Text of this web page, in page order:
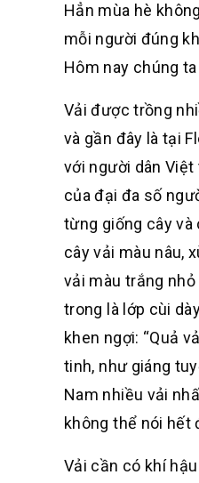
Hẳn mùa hè
mỗi người đúng
Hôm nay chúng
Vải được trồng
và gần đây là tại
với người dân
của đại đa số
từng giống cây và
cây vải màu nâu,
vải màu trắng
trong là lớp cùi
khen ngợi: “Quả
tinh, như giáng
Nam nhiều vải
không thể nói hết
Vải cần có khí